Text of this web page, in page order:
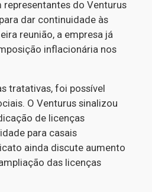
representantes do Venturus
dar continuidade às
reunião, a empresa já
inflacionária nos
tratativas, foi possível
O Venturus sinalizou
de licenças
para casais
ainda discute aumento
das licenças